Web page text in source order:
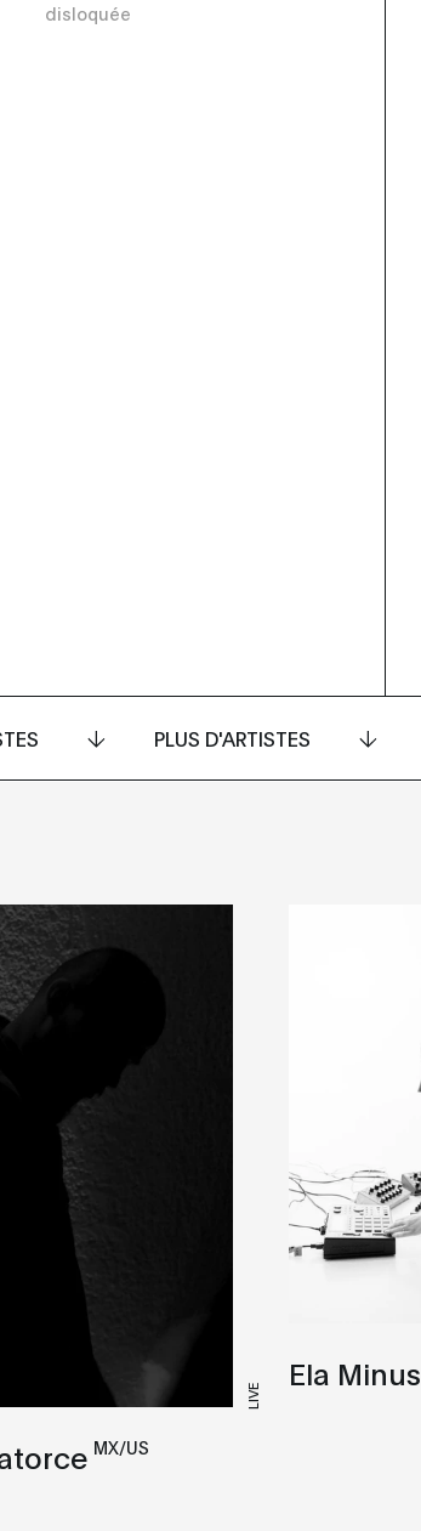
disloquée
PLUS D'ARTISTES
LIVE
MX/US
Ela Minus